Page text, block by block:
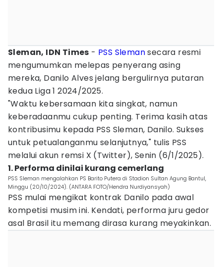
Sleman, IDN Times - PSS Slemansecara resmi
mengumumkan melepas penyerang asing
mereka, Danilo Alves jelang bergulirnya putaran
kedua Liga 1 2024/2025.
"Waktu kebersamaan kita singkat, namun
keberadaanmu cukup penting. Terima kasih atas
kontribusimu kepada PSS Sleman, Danilo. Sukses
untuk petualanganmu selanjutnya," tulis PSS
melalui akun remsi X (Twitter), Senin (6/1/2025).
1. Performa dinilai kurang cemerlang
PSS Sleman mengalahkan PS Barito Putera di Stadion Sultan Agung Bantul,
Minggu (20/10/2024). (ANTARA FOTO/Hendra Nurdiyansyah)
PSS mulai mengikat kontrak Danilo pada awal
kompetisi musim ini. Kendati, performa juru gedor
asal Brasil itu memang dirasa kurang meyakinkan.